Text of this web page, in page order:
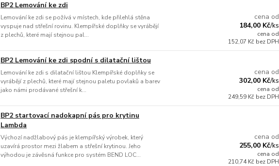
BP2 Lemování ke zdi
Lemování ke zdi se požívá v místech, kde přilehlá stěna
vyspuje nad střešní rovinu. Klempířské doplňky se vyrábějí
z plechů, které mají stejnou pal...
cena od
184,00 Kč/ks
cena od
152,07 Kč bez DPH
BP2 Lemování ke zdi spodní s dilatační lištou
Lemování ke zdi s dilatační lištou Klempířské doplňky se
vyrábějí z plechů, které mají stejnou paletu povlaků a barev
jako námi prodávané střešní k...
cena od
302,00 Kč/ks
cena od
249,59 Kč bez DPH
BP2 startovací nadokapní pás pro krytinu
Lambda
Výchozí nadžlabový pás je klempířský výrobek, který
uzavírá prostor mezi žlabem a střešní krytinou. Jeho
výhodou je závěsná funkce pro systém BEND LOC...
cena od
255,00 Kč/ks
cena od
210,74 Kč bez DPH